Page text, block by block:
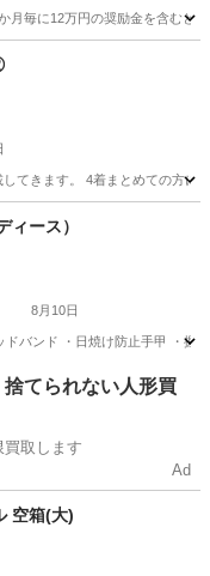
月毎に12万円の奨励金を含む
てきます。 4着まとめての方に
ィース）
8月10日
ドバンド ・日焼け防止手甲 ・
捨てられない人形買
取します
Ad
空箱(大)